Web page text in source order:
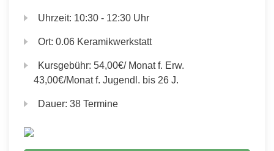
Uhrzeit: 10:30 - 12:30 Uhr
Ort:0.06 Keramikwerkstatt
Kursgebühr:54,00€/ Monat f. Erw.
43,00€/Monat f. Jugendl. bis 26 J.
Dauer:38 Termine